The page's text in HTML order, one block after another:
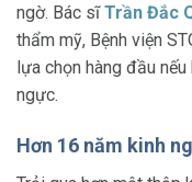
ngờ. Bác sĩTrần Đắc
thẩm mỹ, Bệnh viện
lựa chọn hàng đầu
ngực.
Hơn 16 năm kinh